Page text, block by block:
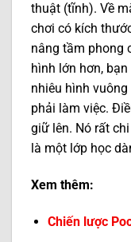
thuật (tĩnh). Về
chơi có kích
nâng tầm phong
hình lớn hơn,
nhiêu hình
phải làm việc.
giữ lên. Nó rất
là một lớp học
Xem thêm:
Chiến lược